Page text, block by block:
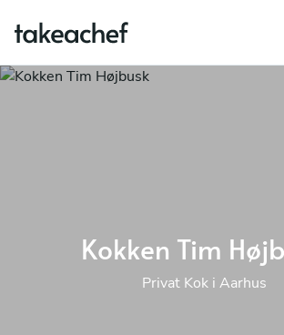
Kokken Tim
Privat Kok i Aarhus